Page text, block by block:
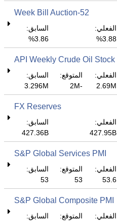
52-Week Bill Auction
الفعلي:
3.88%
السابق:
3.86%
API Weekly Crude Oil Stock
الفعلي:
2.69M
المتوقع:
-2M
السابق:
3.296M
FX Reserves
الفعلي:
427.95B
السابق:
427.36B
S&P Global Services PMI
الفعلي:
53.6
المتوقع:
53
السابق:
53
S&P Global Composite PMI
الفعلي:
المتوقع:
السابق: